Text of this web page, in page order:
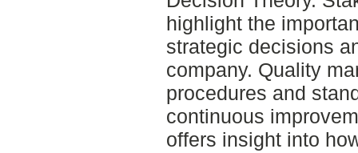
highlight the
strategic decisions
company. Quality
procedures and
continuous
offers insight into